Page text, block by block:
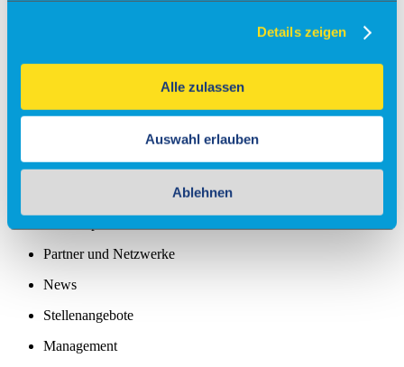
Details zeigen
Alle zulassen
Auswahl erlauben
Ablehnen
Info
Partner und Netzwerke
News
Stellenangebote
Management